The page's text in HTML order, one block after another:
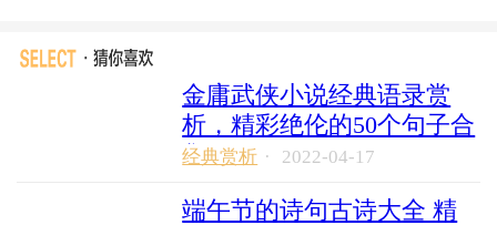
金庸武侠小说经典语录赏
析，精彩绝伦的50个句子合
集
经典赏析 · 2022-04-17
端午节的诗句古诗大全 精